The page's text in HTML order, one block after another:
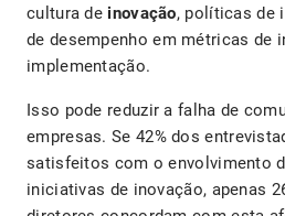
cultura de inovação, políticas de
de desempenho em métricas de
implementação.
Isso pode reduzir a falha de
empresas. Se 42% dos
satisfeitos com o envolvimento
iniciativas de inovação, apenas